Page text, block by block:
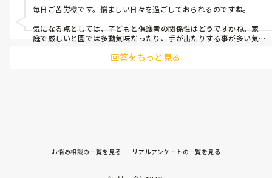
男児のことを思うと、早期から対処できるのであれば
対処してきたいと考えています。
その1:3歳児クラス男児
いただきますの前に食べ始めたり、
職員から逃げようとしたり蹴ったりと
毎日ご苦労様です。悩ましい日々を過ごしておられるのですね。
気になる点としては、子どもと保護者の関係性はどうですかね。家
庭で厳しいと園では多動気味だったり、手が出たりする事が多い気
きないので、園で発散させてあげる必要性を感じます。
どうしても注意が多くなってしまいがちな子とは、意識的に仲良く
回答をもっと見る
お悩み相談の一覧を見る リアルアンケートの一覧を見る